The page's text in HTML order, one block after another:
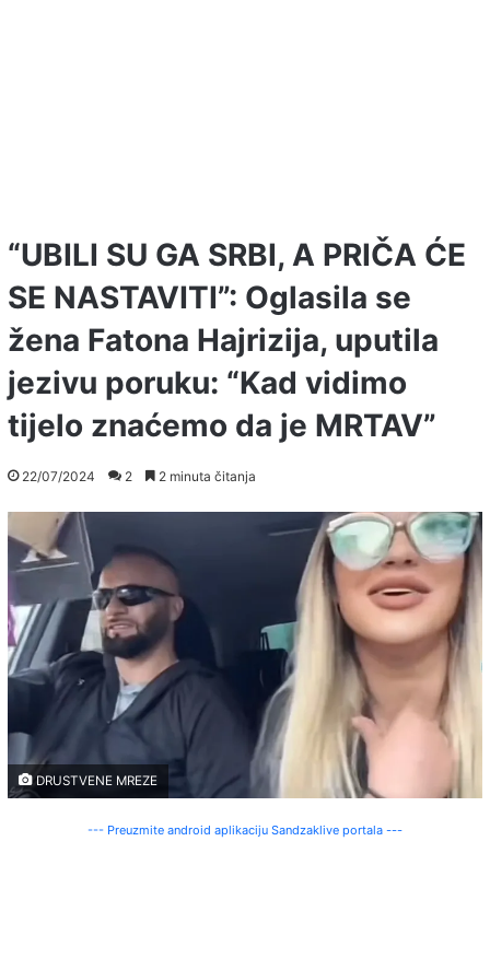
“UBILI SU GA SRBI, A PRIČA ĆE
SE NASTAVITI”: Oglasila se
žena Fatona Hajrizija, uputila
jezivu poruku: “Kad vidimo
tijelo znaćemo da je MRTAV”
22/07/2024 2 2 minuta čitanja
DRUSTVENE MREZE
--- Preuzmite android aplikaciju Sandzaklive portala ---